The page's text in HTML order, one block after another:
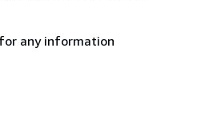
any information